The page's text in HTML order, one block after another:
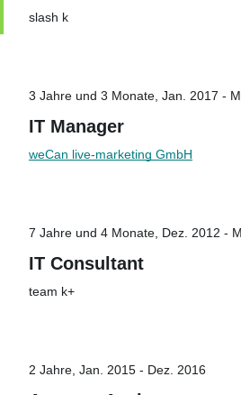
slash k
3 Jahre und 3 Monate, Jan. 2017 -
IT Manager
weCan live-marketing GmbH
7 Jahre und 4 Monate, Dez. 2012 -
IT Consultant
team k+
2 Jahre, Jan. 2015 - Dez. 2016